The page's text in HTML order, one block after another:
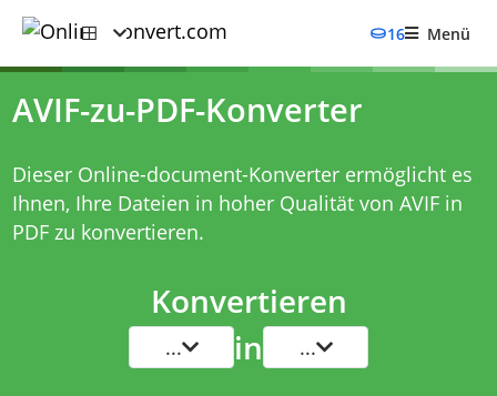
16 Menü
AVIF-zu-PDF-Konverter
Dieser Online-document-Konverter ermöglicht es
Ihnen, Ihre Dateien in hoher Qualität von AVIF in
PDF zu konvertieren.
Konvertieren
... in ...